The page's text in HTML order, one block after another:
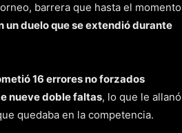
barrera que hasta el momento
un duelo que se extendió durante
16 errores no forzados
nueve doble faltas, lo que le allanó
quedaba en la competencia.